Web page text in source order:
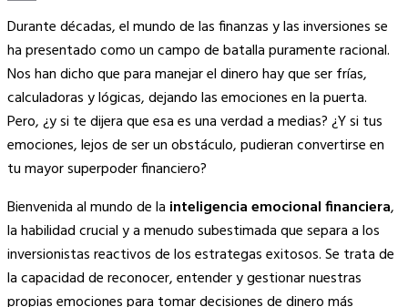
Copy
Link
Durante décadas, el mundo de las finanzas y las inversiones se
ha presentado como un campo de batalla puramente racional.
Nos han dicho que para manejar el dinero hay que ser frías,
calculadoras y lógicas, dejando las emociones en la puerta.
Pero, ¿y si te dijera que esa es una verdad a medias? ¿Y si tus
emociones, lejos de ser un obstáculo, pudieran convertirse en
tu mayor superpoder financiero?
Bienvenida al mundo de la inteligencia emocional financiera,
la habilidad crucial y a menudo subestimada que separa a los
inversionistas reactivos de los estrategas exitosos. Se trata de
la capacidad de reconocer, entender y gestionar nuestras